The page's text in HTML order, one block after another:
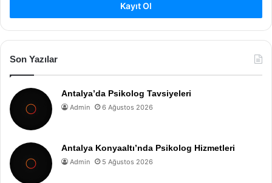
Kayıt Ol
Son Yazılar
Antalya’da Psikolog Tavsiyeleri
Admin 6 Ağustos 2026
Antalya Konyaaltı’nda Psikolog Hizmetleri
Admin 5 Ağustos 2026